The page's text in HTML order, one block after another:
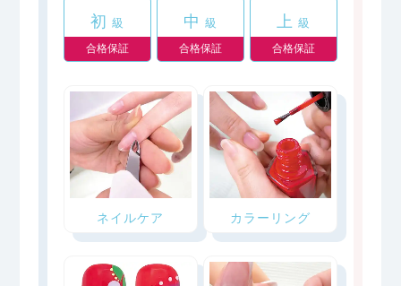
初 級
合格保証
中 級
合格保証
上 級
合格保証
ネイルケア カラーリング